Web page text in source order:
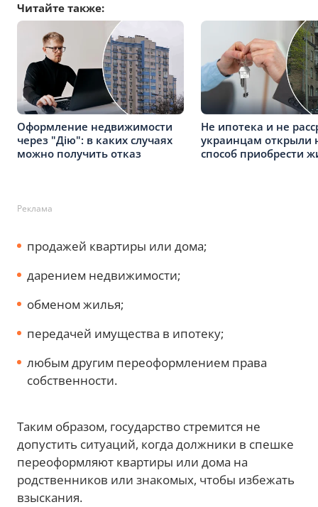
Читайте также:
Оформление недвижимости
через "Дію": в каких случаях
можно получить отказ
Не ипотека и не
украинцам открыли
способ приобрести
Реклама
продажей квартиры или дома;
дарением недвижимости;
обменом жилья;
передачей имущества в ипотеку;
любым другим переоформлением права
собственности.
Таким образом, государство стремится не
допустить ситуаций, когда должники в спешке
переоформляют квартиры или дома на
родственников или знакомых, чтобы избежать
взыскания.